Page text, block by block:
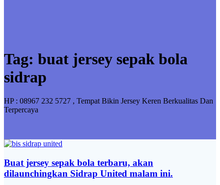
Tag: buat jersey sepak bola
sidrap
HP : 08967 232 5727 , Tempat Bikin Jersey Keren Berkualitas Dan
Terpercaya
Buat jersey sepak bola terbaru, akan
dilaunchingkan Sidrap United malam ini.